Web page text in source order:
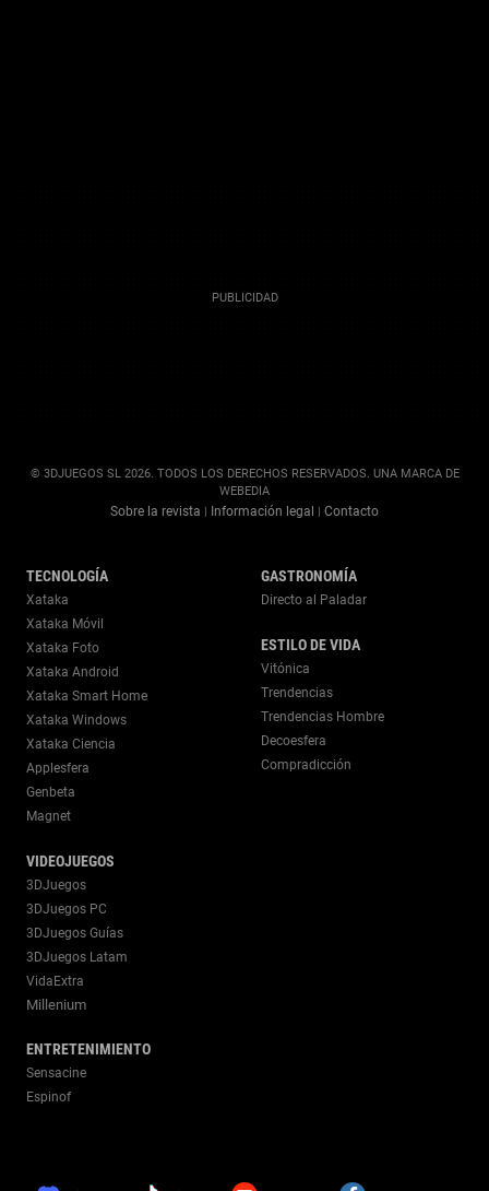
© 3DJUEGOS SL 2026. TODOS LOS DERECHOS RESERVADOS. UNA MARCA DE
WEBEDIA
Sobre la revista Información legal Contacto
TECNOLOGÍA
Xataka
Xataka Móvil
Xataka Foto
Xataka Android
Xataka Smart Home
Xataka Windows
Xataka Ciencia
Applesfera
Genbeta
Magnet
VIDEOJUEGOS
3DJuegos
3DJuegos PC
3DJuegos Guías
3DJuegos Latam
VidaExtra
Millenium
ENTRETENIMIENTO
Sensacine
Espinof
GASTRONOMÍA
Directo al Paladar
ESTILO DE VIDA
Vitónica
Trendencias
Trendencias Hombre
Decoesfera
Compradicción